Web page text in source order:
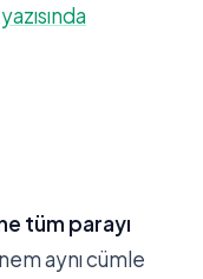
tüm parayı
aynı cümle